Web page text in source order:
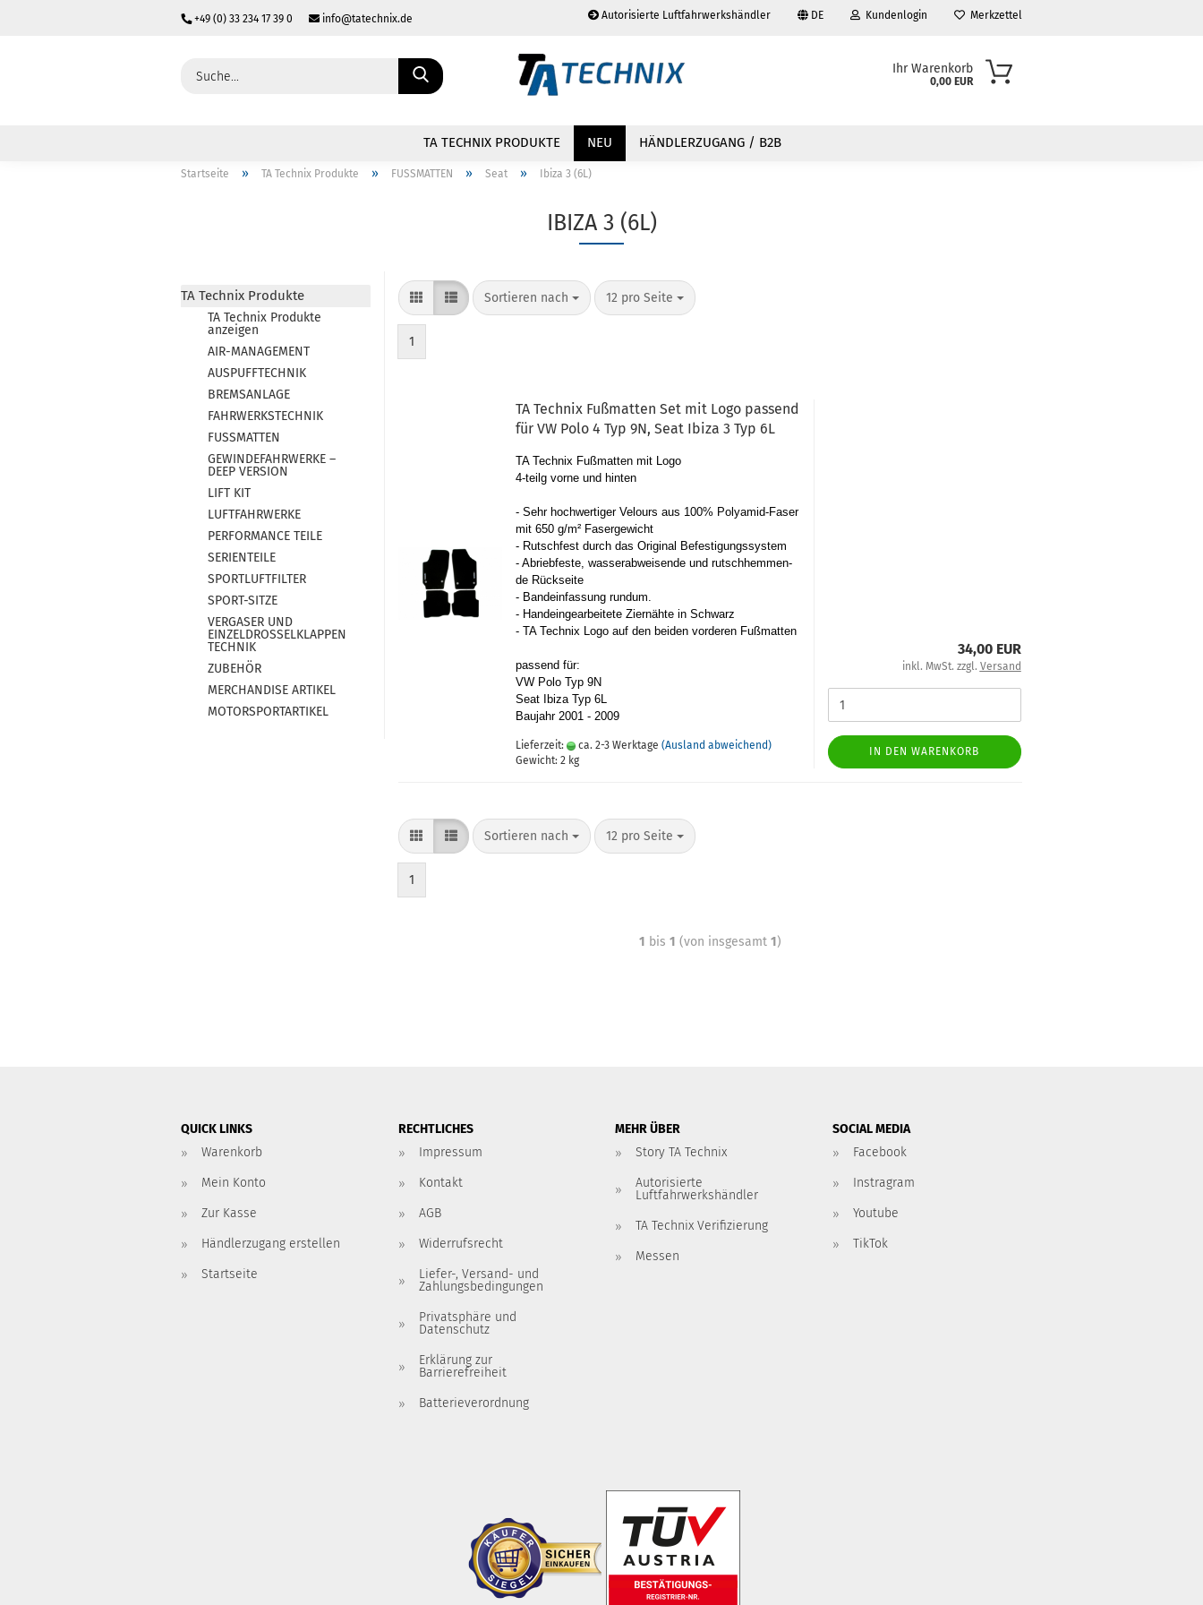
+49 (0) 33 234 17 39 0 info@tatechnix.de Autorisierte Luftfahrwerkshändler DE
Sprache auswählen
Kundenlogin
Passwort vergessen?
Merkzettel
Ihr Warenkorb
0,00 EUR
TA TECHNIX PRODUKTE NEU HÄNDLERZUGANG / B2B
Startseite » TA Technix Produkte » FUSSMATTEN » Seat » Ibiza 3 (6L)
IBIZA 3 (6L)
TA Technix Produkte
TA Technix Produkte
anzeigen
AIR-MANAGEMENT
AUSPUFFTECHNIK
BREMSANLAGE
FAHRWERKSTECHNIK
FUSSMATTEN
GEWINDEFAHRWERKE –
DEEP VERSION
LIFT KIT
LUFTFAHRWERKE
PERFORMANCE TEILE
SERIENTEILE
SPORTLUFTFILTER
SPORT-SITZE
VERGASER UND
EINZELDROSSELKLAPPEN
TECHNIK
ZUBEHÖR
MERCHANDISE ARTIKEL
MOTORSPORTARTIKEL
Sortieren nach 12 pro Seite
1
TA Tech­nix Fuß­mat­ten Set mit Logo pas­send
für VW Polo 4 Typ 9N, Seat Ibiza 3 Typ 6L
TA Tech­nix Fuß­mat­ten mit Logo
4-​teilg vorne und hin­ten
- Sehr hoch­wer­ti­ger Ve­lours aus 100% Polyamid-​Faser
mit 650 g/m² Fa­ser­ge­wicht
- Rutsch­fest durch das Ori­gi­nal Be­fes­ti­gungs­sys­tem
- Ab­rieb­fes­te, was­ser­ab­wei­sen­de und rutsch­hem­men­
de Rück­sei­te
- Band­e­in­fas­sung rund­um.
- Hand­ein­ge­ar­bei­te­te Zier­näh­te in Schwarz
- TA Tech­nix Logo auf den bei­den vor­de­ren Fuß­mat­ten
pas­send für:
VW Polo Typ 9N
Seat Ibiza Typ 6L
Bau­jahr 2001 - 2009
Lieferzeit: ca. 2-3 Werktage (Ausland abweichend)
Gewicht: 2kg
34,00 EUR
inkl. MwSt. zzgl. Versand
IN DEN WARENKORB
Sortieren nach 12 pro Seite
1
1 bis 1 (von insgesamt 1)
QUICK LINKS
Warenkorb
Mein Konto
Zur Kasse
Händlerzugang erstellen
Startseite
RECHTLICHES
Impressum
Kontakt
AGB
Widerrufsrecht
Liefer-, Versand- und
Zahlungsbedingungen
Privatsphäre und
Datenschutz
Erklärung zur
Barrierefreiheit
Batterieverordnung
MEHR ÜBER
Story TA Technix
Autorisierte
Luftfahrwerkshändler
TA Technix Verifizierung
Messen
SOCIAL MEDIA
Facebook
Instragram
Youtube
TikTok